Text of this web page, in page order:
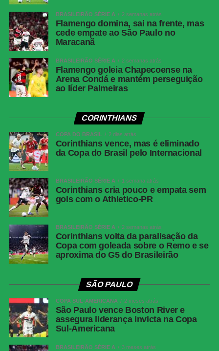
Brasil:Alisson; Vitinho (Marquinhos), Fabrício Bruno,
Alexsandro e Caio Henrique; Andrey Santos (Jean
Lucas), Bruno Guimarães e Paquetá; Luiz Henrique
(Estêvão), Samuel Lino (Raphinha) e Richarlison (João
Pedro). Técnico: Carlo Ancelotti.
COMENTE ABAIXO:
WhatsApp
Facebook
Twitter
Messenger
LinkedIn
Share
BRASILEIRÃO SÉRIE A 2 semanas atrás
Flamengo domina, sai na frente, mas
cede empate ao São Paulo no
Maracanã
BRASILEIRÃO SÉRIE A 2 semanas atrás
Flamengo goleia Chapecoense na
Arena Condá e mantém perseguição
ao líder Palmeiras
CORINTHIANS
COPA DO BRASIL 2 dias atrás
Corinthians vence, mas é eliminado
da Copa do Brasil pelo Internacional
BRASILEIRÃO SÉRIE A 1 semana atrás
Corinthians cria pouco e empata sem
gols com o Athletico-PR
BRASILEIRÃO SÉRIE A 2 semanas atrás
Corinthians volta da paralisação da
Copa com goleada sobre o Remo e se
aproxima do G5 do Brasileirão
SÃO PAULO
COPA SUL-AMERICANA 2 meses atrás
São Paulo vence Boston River e
assegura liderança invicta na Copa
Sul-Americana
BRASILEIRÃO SÉRIE A 3 meses atrás